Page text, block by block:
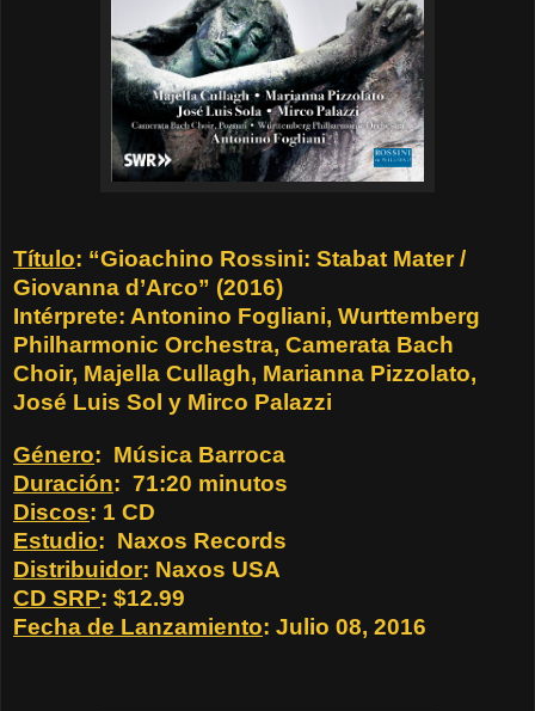
Título: “Gioachino Rossini: Stabat Mater /
Giovanna d’Arco” (2016)
Intérprete: Antonino Fogliani, Wurttemberg
Philharmonic Orchestra, Camerata Bach
Choir, Majella Cullagh, Marianna Pizzolato,
José Luis Sol y Mirco Palazzi
Género: Música Barroca
Duración: 71:20 minutos
Discos: 1 CD
Estudio: Naxos Records
Distribuidor: Naxos USA
CD SRP: $12.99
Fecha de Lanzamiento: Julio 08, 2016